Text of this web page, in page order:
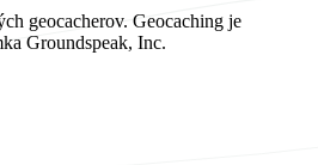
geocacherov. Geocaching je
Groundspeak, Inc.